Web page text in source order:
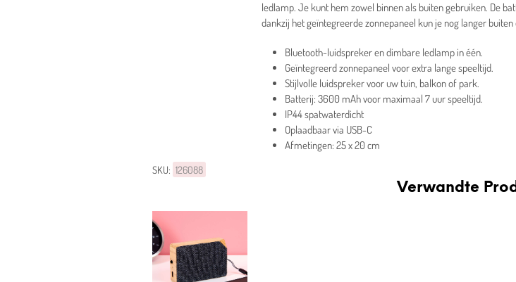
ledlamp. Je kunt hem zowel binnen als buiten gebruiken. De
dankzij het geïntegreerde zonnepaneel kun je nog langer buiten
Bluetooth-luidspreker en dimbare ledlamp in één.
Geïntegreerd zonnepaneel voor extra lange speeltijd.
Stijlvolle luidspreker voor uw tuin, balkon of park.
Batterij: 3600 mAh voor maximaal 7 uur speeltijd.
IP44 spatwaterdicht
Oplaadbaar via USB-C
Afmetingen: 25 x 20 cm
SKU: 126088
Verwandte